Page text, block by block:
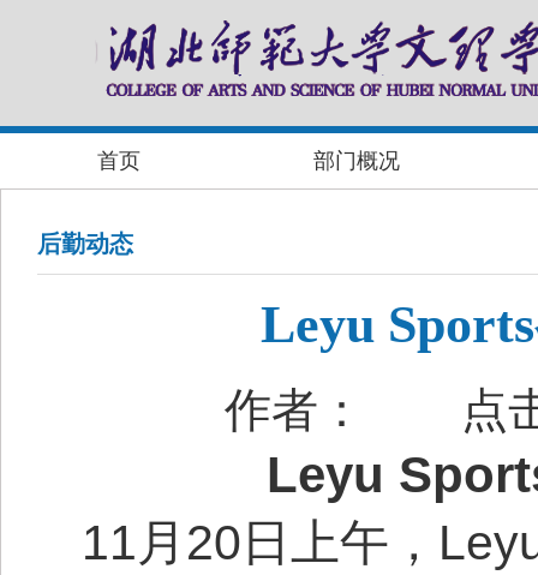
首页 部门概况
后勤动态
Leyu
作者： 点
Leyu
11月20日上午，